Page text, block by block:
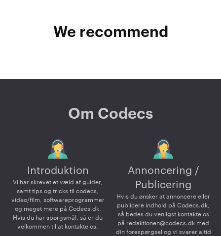
We recommend
Om Codecs
Introduktion
Vi har skrevet et væld af guider,
samt tips og tricks til codecs,
video/film, softwareprogrammer
og meget mere på Codecs.dk.
Hvis du har spørgsmål, så er du
velkommen til at kontakte os.
Annoncering /
Publicering
Hvis du ønsker at annoncere eller
publicere indhold på Codecs.dk,
så bedes du venligst kontakte os
på redaktionen@codecs.dk med
din forespørgsel og vi svarer altid